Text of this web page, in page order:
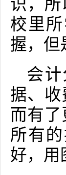
识，
校里
握，但
会
据、
而有
所有
好，用